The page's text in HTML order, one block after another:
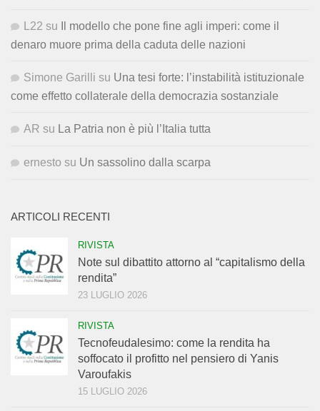
L22 su
Il modello che pone fine agli imperi: come il
denaro muore prima della caduta delle nazioni
Simone Garilli su Una tesi forte: l’instabilità istituzionale
come effetto collaterale della democrazia sostanziale
AR su La Patria non è più l’Italia tutta
ernesto su Un sassolino dalla scarpa
ARTICOLI RECENTI
RIVISTA
Note sul dibattito attorno al “capitalismo della
rendita”
23 LUGLIO 2026
RIVISTA
Tecnofeudalesimo: come la rendita ha
soffocato il profitto nel pensiero di Yanis
Varoufakis
15 LUGLIO 2026